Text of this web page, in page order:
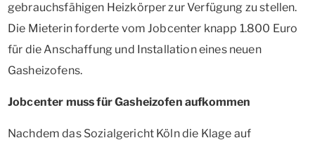
gebrauchsfähigen Heizkörper zur Verfügung zu stellen.
Die Mieterin forderte vom Jobcenter knapp 1.800 Euro
für die Anschaffung und Installation eines neuen
Gasheizofens.
Jobcenter muss für Gasheizofen aufkommen
Nachdem das Sozialgericht Köln die Klage auf